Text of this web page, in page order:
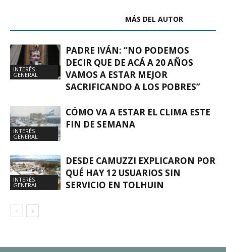
MÁS DEL AUTOR
INTERÉS
GENERAL
PADRE IVÁN: “NO PODEMOS
DECIR QUE DE ACÁ A 20 AÑOS
VAMOS A ESTAR MEJOR
SACRIFICANDO A LOS POBRES”
INTERÉS
GENERAL
CÓMO VA A ESTAR EL CLIMA ESTE
FIN DE SEMANA
INTERÉS
GENERAL
DESDE CAMUZZI EXPLICARON POR
QUÉ HAY 12 USUARIOS SIN
SERVICIO EN TOLHUIN